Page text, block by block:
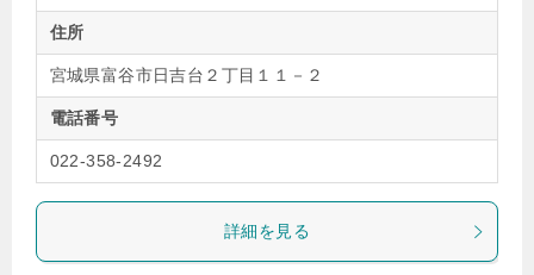
住所
宮城県富谷市日吉台２丁目１１－２
電話番号
022-358-2492
詳細を見る